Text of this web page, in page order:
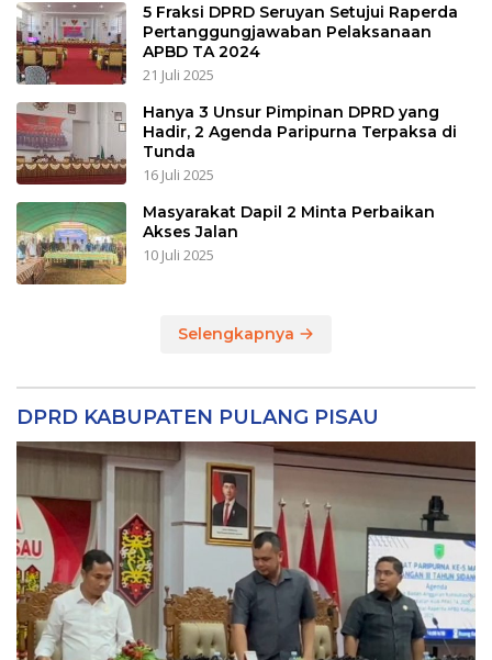
5 Fraksi DPRD Seruyan Setujui Raperda
Pertanggungjawaban Pelaksanaan
APBD TA 2024
21 Juli 2025
Hanya 3 Unsur Pimpinan DPRD yang
Hadir, 2 Agenda Paripurna Terpaksa di
Tunda
16 Juli 2025
Masyarakat Dapil 2 Minta Perbaikan
Akses Jalan
10 Juli 2025
Selengkapnya
DPRD KABUPATEN PULANG PISAU